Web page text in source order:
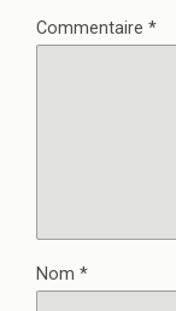
Commentaire *
Nom *